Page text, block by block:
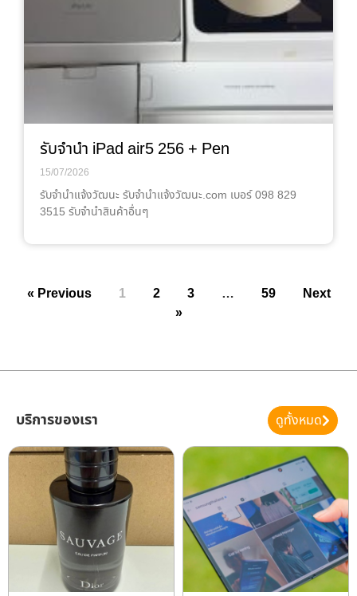
รับจำนำ iPad air5 256 + Pen
15/07/2026
รับจํานําแจ้งวัฒนะ รับจํานําแจ้งวัฒนะ.com เบอร์ 098 829
3515 รับจำนำสินค้าอื่นๆ
« Previous 1 2 3 … 59
Next
»
บริการของเรา ดูทั้งหมด